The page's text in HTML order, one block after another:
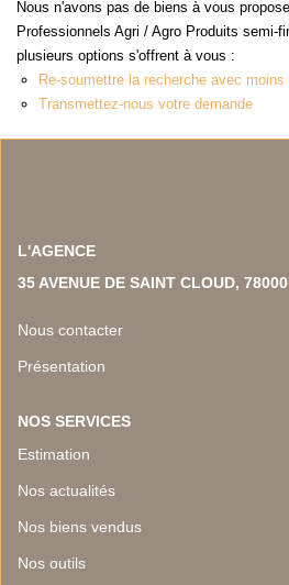
NOS
NOS
Nous n'avons pas de biens à vous
Professionnels Agri / Agro Produits semi-
plusieurs options s'offrent à vous :
Re-soumettre la recherche avec moins
Transmettez-nous votre demande
L'AGENCE
35 AVENUE DE SAINT CLOUD,
Nous contacter
Présentation
NOS SERVICES
Estimation
Nos actualités
Nos biens vendus
Nos outils